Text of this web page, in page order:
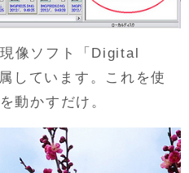
像ソフト「Digital
しています。これを使
動かすだけ。